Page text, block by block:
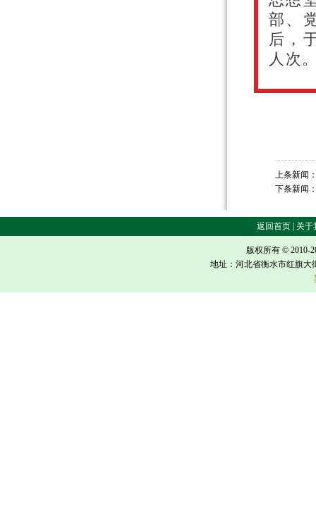
部、
后，
人次
上条新闻
下条新闻
返回首页 | 关于
版权所有 © 2010-
地址：河北省衡水市红旗大